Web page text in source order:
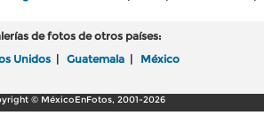
de fotos de otros países:
Unidos
Guatemala México
© MéxicoEnFotos, 2001-2026